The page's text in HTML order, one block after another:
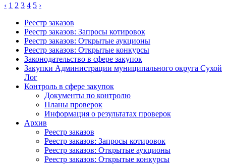
‹ 1 2 3 4 5 ›
Реестр заказов
Реестр заказов: Запросы котировок
Реестр заказов: Открытые аукционы
Реестр заказов: Открытые конкурсы
Законодательство в сфере закупок
Закупки Администрации муниципального округа Сухой
Лог
Контроль в сфере закупок
Документы по контролю
Планы проверок
Информация о результатах проверок
Архив
Реестр заказов
Реестр заказов: Запросы котировок
Реестр заказов: Открытые аукционы
Реестр заказов: Открытые конкурсы